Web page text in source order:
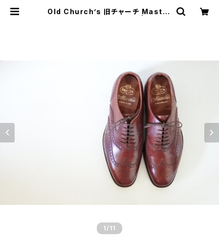
Old Church’s 旧チャーチ Master
1 /11